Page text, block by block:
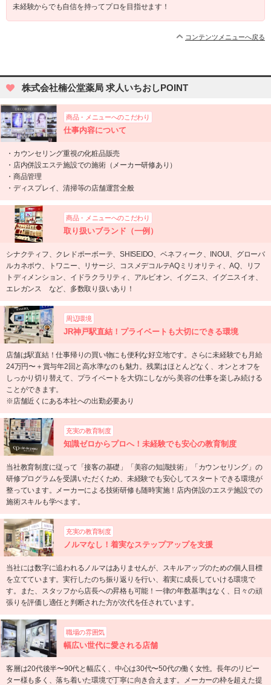
未経験からでも自信を持ってプロを目指せます！
コンテンツメニューへ戻る
株式会社楠公堂薬局 求人いちおしPOINT
商品・メニューへのこだわり
仕事内容について
・カウンセリング重視の化粧品販売
・店内併設エステ施設での施術（メーカー研修あり）
・商品管理
・ディスプレイ、清掃等の店舗運営全般
商品・メニューへのこだわり
取り扱いブランド（一例）
シナクティフ、クレドポーボーテ、SHISEIDO、ベネフィーク、INOUI、グローバ
ルカネボウ、トワニー、リサージ、コスメデコルテAQミリオリティ、AQ、リフ
トディメンション、イドラクラリティ、アルビオン、イグニス、イグニスイオ、
エレガンス など、多数取り扱いあり！
周辺環境
JR神戸駅直結！プライベートも大切にできる環境
店舗は駅直結！仕事帰りの買い物にも便利な好立地です。さらに未経験でも月給
24万円〜＋賞与年2回と高水準なのも魅力。残業はほとんどなく、オンとオフを
しっかり切り替えて、プライベートを大切にしながら美容の仕事を楽しみ続ける
ことができます。
※店舗近くにある本社への出勤必要あり
充実の教育制度
知識ゼロからプロへ！未経験でも安心の教育制度
当社教育制度に従って「接客の基礎」「美容の知識技術」「カウンセリング」の
研修プログラムを受講いただくため、未経験でも安心してスタートできる環境が
整っています。メーカーによる技術研修も随時実施！店内併設のエステ施設での
施術スキルも学べます。
充実の教育制度
ノルマなし！着実なステップアップを支援
当社には数字に追われるノルマはありませんが、スキルアップのための個人目標
を立てています。実行したのち振り返りを行い、着実に成長していける環境で
す。また、スタッフから店長への昇格も可能！一律の年数基準はなく、日々の頑
張りを評価し適任と判断された方が次代を任されています。
職場の雰囲気
幅広い世代に愛される店舗
客層は20代後半〜90代と幅広く、中心は30代〜50代の働く女性。長年のリピー
ター様も多く、落ち着いた環境で丁寧に向き合えます。メーカーの枠を超えた提